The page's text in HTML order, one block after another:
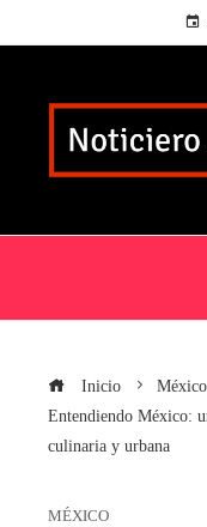
Inicio
México
Entendiendo México:
culinaria y urbana
MÉXICO